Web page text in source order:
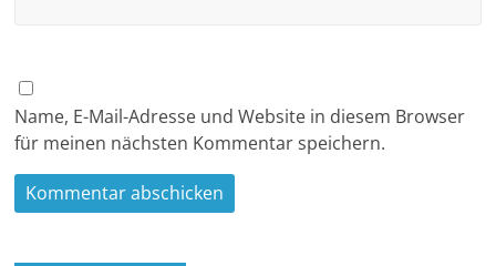
Name, E-Mail-Adresse und Website in diesem Browser
für meinen nächsten Kommentar speichern.